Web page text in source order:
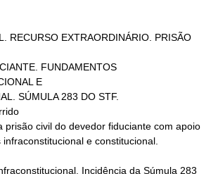
RECURSO EXTRAORDINÁRIO. PRISÃO
E